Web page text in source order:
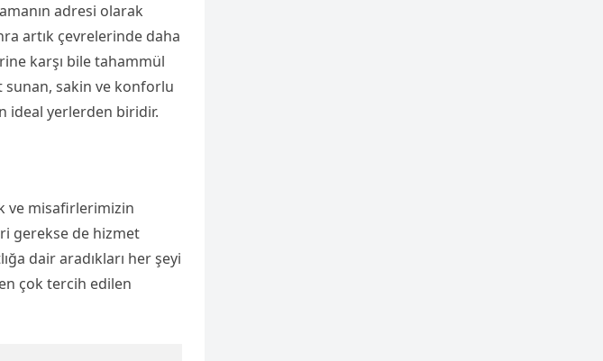
adresi olarak
artık çevrelerinde daha
karşı bile tahammül
sunan, sakin ve konforlu
ideal yerlerden biridir.
ve misafirlerimizin
gerekse de hizmet
dair aradıkları her şeyi
çok tercih edilen